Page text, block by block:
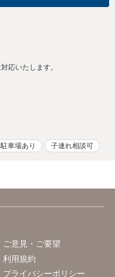
応いたします。
車場あり 子連れ相談可
ご意見・ご要望
利用規約
プライバシーポリシー